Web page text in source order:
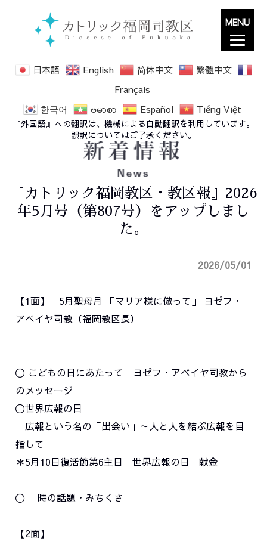
日本語 English 简体中文
繁體中文
Français
한국어
ဗမာစာ Español Tiếng Việt
『外国語』への翻訳は、機械による自動翻訳を利用しています。
誤訳についてはご了承ください。
『カトリック福岡教区・教区報』2026
年5月号（第807号）をアップしまし
た。
2026/05/01
【1面】 5月聖母月 「マリア様に倣って」 ヨゼフ・
アベイヤ司教（福岡教区長）
〇 こどもの日にあたって ヨゼフ・アベイヤ司教から
のメッセージ
〇世界広報の日
広報という名の「出会い」～人と人を結ぶ広報を目
指して
＊5月10日復活節第6主日 世界広報の日 献金
〇 時の話題・みちくさ
【2面】
MENU